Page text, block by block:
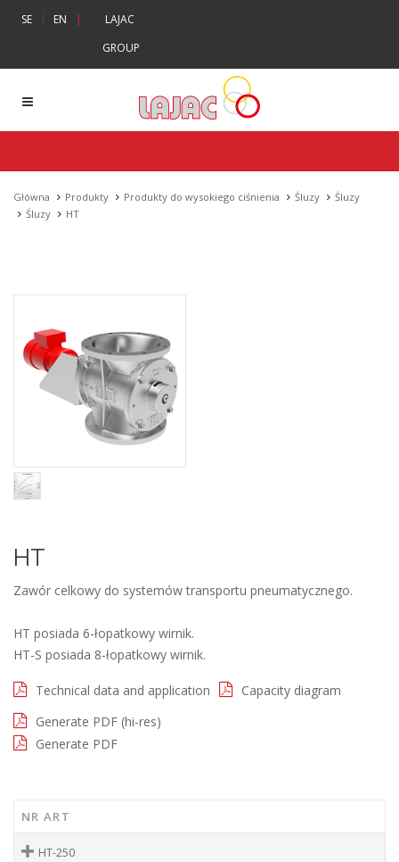
SE | EN |
LAJAC
GROUP
Główna Produkty Produkty do wysokiego ciśnienia Śluzy
Śluzy
Śluzy
HT
HT
Zawór celkowy do systemów transportu pneumatycznego.
HT posiada 6-łopatkowy wirnik.
HT-S posiada 8-łopatkowy wirnik.
Technical data and application
Capacity diagram
Generate PDF (hi-res)
Generate PDF
NR ART
HT-250